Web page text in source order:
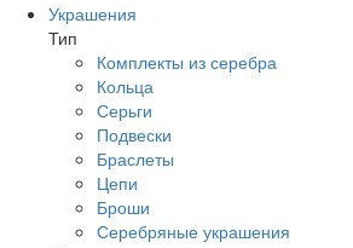
Украшения
Тип
Комплекты из серебра
Кольца
Серьги
Подвески
Браслеты
Цепи
Броши
Серебряные украшения